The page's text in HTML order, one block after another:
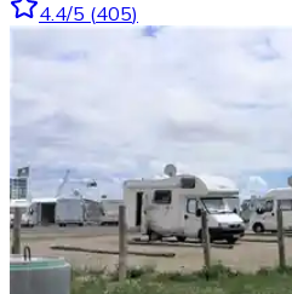
4.4/5 (405)